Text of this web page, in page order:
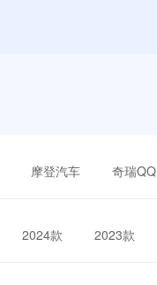
摩登汽车 奇瑞QQ
2024款 2023款